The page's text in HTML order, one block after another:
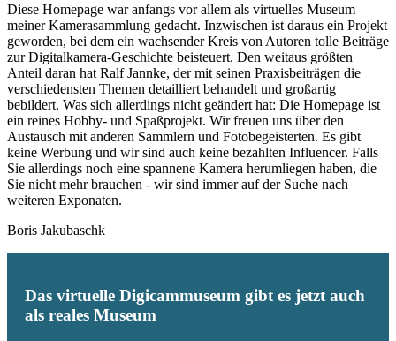
Diese Homepage war anfangs vor allem als virtuelles Museum
meiner Kamerasammlung gedacht. Inzwischen ist daraus ein Projekt
geworden, bei dem ein wachsender Kreis von Autoren tolle Beiträge
zur Digitalkamera-Geschichte beisteuert. Den weitaus größten
Anteil daran hat Ralf Jannke, der mit seinen Praxisbeiträgen die
verschiedensten Themen detailliert behandelt und großartig
bebildert. Was sich allerdings nicht geändert hat: Die Homepage ist
ein reines Hobby- und Spaßprojekt. Wir freuen uns über den
Austausch mit anderen Sammlern und Fotobegeisterten. Es gibt
keine Werbung und wir sind auch keine bezahlten Influencer. Falls
Sie allerdings noch eine spannene Kamera herumliegen haben, die
Sie nicht mehr brauchen - wir sind immer auf der Suche nach
weiteren Exponaten.
Boris Jakubaschk
Das virtuelle Digicammuseum gibt es jetzt auch
als reales Museum